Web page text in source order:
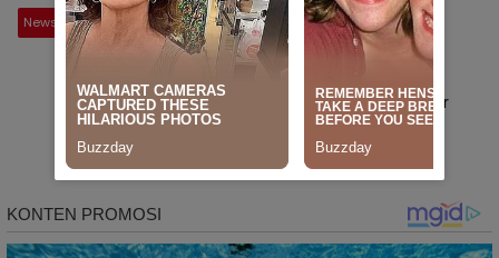
News September 1, 2025
Rangkaian HUT RI Ke-80 Tingkat
Kecamatan Baranti, Panitia Bakal Gelar
Lomba Karaoke Antar Instansi dan